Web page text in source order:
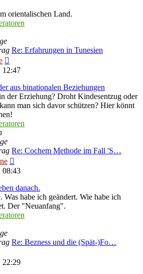
orientalischen Land.
Re: Erfahrungen in Tunesien
Beitrag
12:47
aus binationalen Beziehungen
der Erziehung? Droht Kindesentzug oder
man sich davor schützen? Hier könnt
Re: Cochem Methode im Fall 'S…
Beitrag
08:43
danach.
Was habe ich geändert. Wie habe ich
Der "Neuanfang".
Re: Bezness und die (Spät-)Fo…
22:29